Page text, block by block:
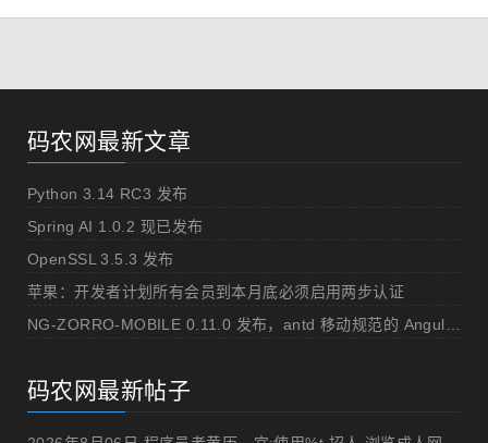
码农网最新文章
Python 3.14 RC3 发布
Spring AI 1.0.2 现已发布
OpenSSL 3.5.3 发布
苹果：开发者计划所有会员到本月底必须启用两步认证
码农网最新帖子